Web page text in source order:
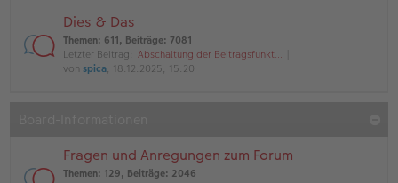
Dies & Das
Themen: 611, Beiträge: 7081
Letzter Beitrag: Abschaltung der Beitragsfunkt…
von spica, 18.12.2025, 15:20
Fragen und Anregungen zum Forum
Themen: 129, Beiträge: 2046